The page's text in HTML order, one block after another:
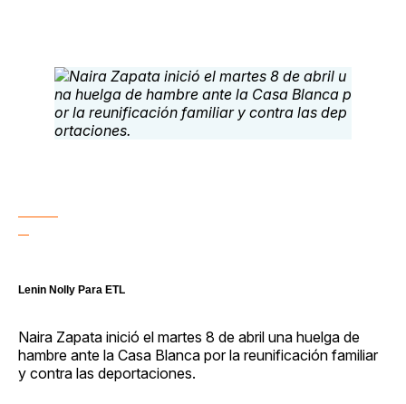
Lenin Nolly Para ETL
Naira Zapata inició el martes 8 de abril una huelga de
hambre ante la Casa Blanca por la reunificación familiar
y contra las deportaciones.